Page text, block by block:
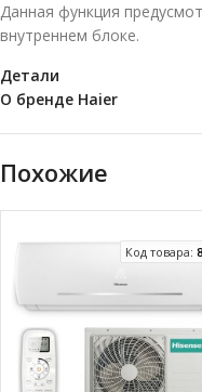
Данная функция
внутреннем блоке.
Детали
О бренде Haier
Похожие
Код товара: